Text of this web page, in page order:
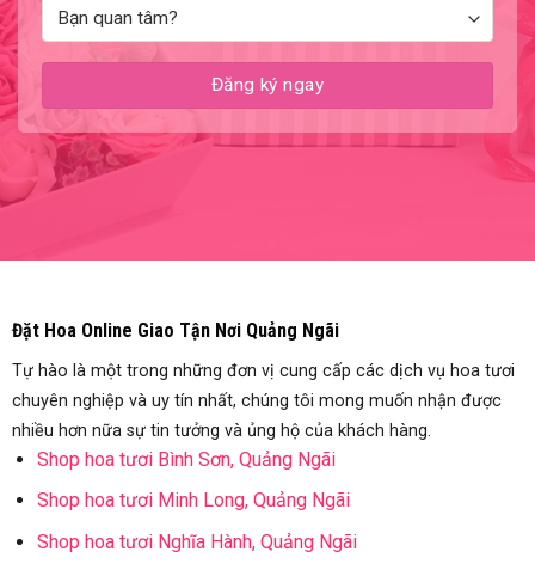
Đặt Hoa Online Giao Tận Nơi Quảng Ngãi
Tự hào là một trong những đơn vị cung cấp các dịch vụ hoa tươi
chuyên nghiệp và uy tín nhất, chúng tôi mong muốn nhận được
nhiều hơn nữa sự tin tưởng và ủng hộ của khách hàng.
Shop hoa tươi Bình Sơn, Quảng Ngãi
Shop hoa tươi Minh Long, Quảng Ngãi
Shop hoa tươi Nghĩa Hành, Quảng Ngãi